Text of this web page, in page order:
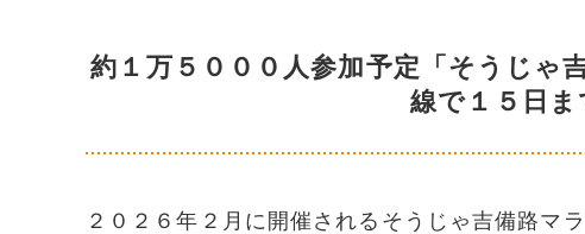
約１万５０００人参加予定「そうじ
線で１５日ま
２０２６年２月に開催されるそうじゃ吉備路マ